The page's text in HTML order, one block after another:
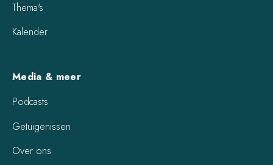
Thema's
Kalender
Media & meer
Podcasts
Getuigenissen
Over ons